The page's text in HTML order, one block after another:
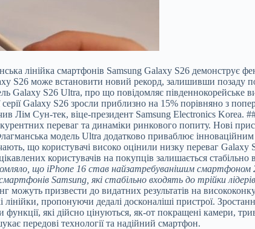
лінійка смартфонів Samsung Galaxy S26 демонструє
S26 може встановити новий рекорд, залишивши позаду
Galaxy S26 Ultra, про що повідомляє південнокорейське
Galaxy S26 зросли приблизно на 15% порівняно з
Лім Сун-тек, віце-президент Samsung Electronics
переваг та динаміки ринкового попиту. Нові
модель Ultra додатково приваблює інноваційним
що користувачі високо оцінили низку переваг Galaxy
користувачів на покупців залишається
що iPhone 16 став найзатребуванішим смартфоном
Samsung, які стабільно входять до трійки
можуть призвести до видатних результатів на
пропонуючи дедалі досконаліші пристрої.
які дійсно цінуються, як-от покращені камери,
передові технології та надійний смартфон.